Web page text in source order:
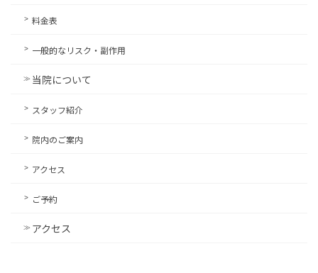
料金表
一般的なリスク・副作用
当院について
スタッフ紹介
院内のご案内
アクセス
ご予約
アクセス